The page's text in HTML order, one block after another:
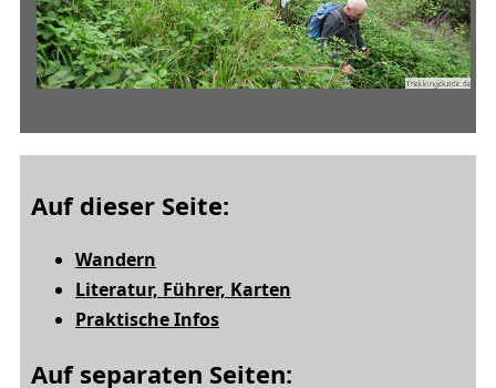
Auf dieser Seite:
Wandern
Literatur, Führer, Karten
Praktische Infos
Auf separaten Seiten: